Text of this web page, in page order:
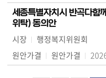
세종특별자치시 반곡다함
위탁) 동의안
시장
행정복지위원회
원안가결
원안가결